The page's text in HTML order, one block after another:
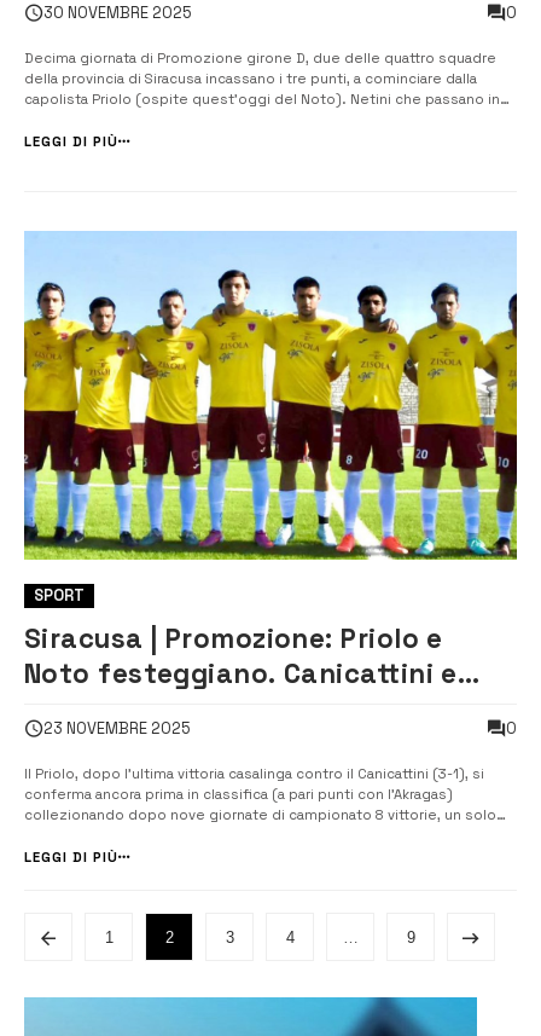
30 NOVEMBRE 2025 0
Decima giornata di Promozione girone D, due delle quattro squadre
della provincia di Siracusa incassano i tre punti, a cominciare dalla
capolista Priolo (ospite quest’oggi del Noto). Netini che passano in
finale di Migneco che chiude il match. Vittoria casalinga, la terza in c...
LEGGI DI PIÙ
SPORT
Siracusa | Promozione: Priolo e
Noto festeggiano. Canicattini e
23 NOVEMBRE 2025 0
Il Priolo, dopo l’ultima vittoria casalinga contro il Canicattini (3-1), si
conferma ancora prima in classifica (a pari punti con l’Akragas)
collezionando dopo nove giornate di campionato 8 vittorie, un solo
(1-3) e continua la risalita in classifica posizionandosi al n...
LEGGI DI PIÙ
1 2 3 4 … 9